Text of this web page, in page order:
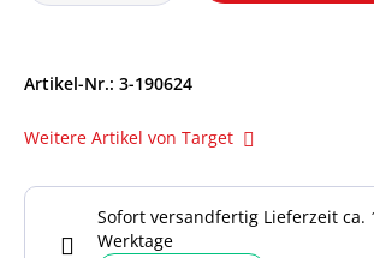
Artikel-Nr.: 3-190624
Weitere Artikel von Target
Sofort versandfertig Lieferzeit ca.
Werktage